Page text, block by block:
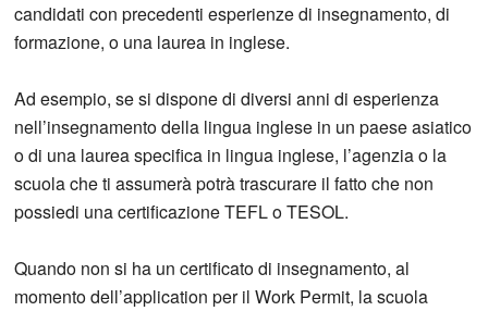
candidati con precedenti esperienze di insegnamento, di
formazione, o una laurea in inglese.
Ad esempio, se si dispone di diversi anni di esperienza
nell’insegnamento della lingua inglese in un paese asiatico
o di una laurea specifica in lingua inglese, l’agenzia o la
scuola che ti assumerà potrà trascurare il fatto che non
possiedi una certificazione TEFL o TESOL.
Quando non si ha un certificato di insegnamento, al
momento dell’application per il Work Permit, la scuola